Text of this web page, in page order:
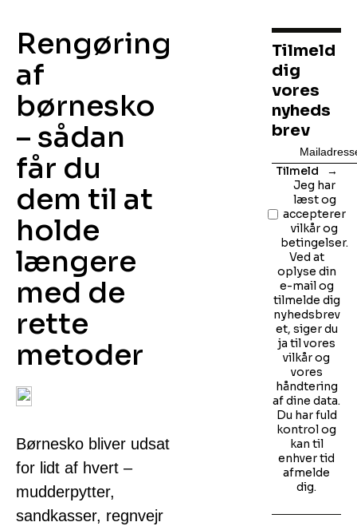
Rengøring
af
børnesko
– sådan
får du
dem til at
holde
længere
med de
rette
metoder
Børnesko bliver udsat
for lidt af hvert –
mudderpytter,
sandkasser, regnvejr
Tilmeld
dig
vores
nyheds
brev
Tilmeld
Jeg har
læst og
accepterer
vilkår og
betingelser.
Ved at
oplyse din
e-mail og
tilmelde dig
nyhedsbrev
et, siger du
ja til vores
vilkår og
vores
håndtering
af dine data.
Du har fuld
kontrol og
kan til
enhver tid
afmelde
dig.